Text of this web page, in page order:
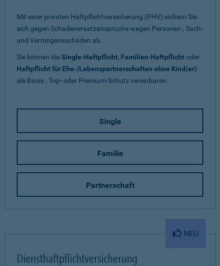
Mit einer privaten Haftpflichtversicherung (PHV) sichern Sie
sich gegen Schadenersatzansprüche wegen Personen-, Sach-
und Vermögensschäden ab.
Sie können dieSingle-Haftpflicht, Familien-Haftpflichtoder
Haftpflicht für Ehe-/Lebenspartnerschaften ohne Kind(er)
als Basis-, Top- oder Premium-Schutz vereinbaren.
Single
Familie
Partnerschaft
NEU
Diensthaftpflichtversicherung